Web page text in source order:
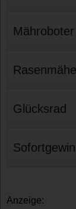
Mähroboter
Glücksrad
Anzeige: